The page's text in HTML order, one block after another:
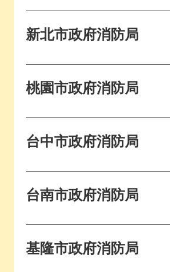
新北市政府消防局
桃園市政府消防局
台中市政府消防局
台南市政府消防局
基隆市政府消防局